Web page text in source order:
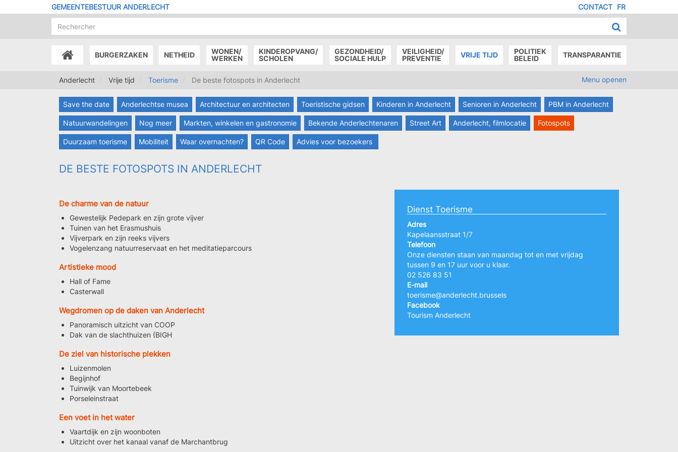
en
GEMEENTEBESTUUR ANDERLECHT FR
MENU
DE
PAGE
CONTACT
ACCUEILBURGERZAKEN NETHEID
WONEN/
WERKEN
KINDEROPVANG/
SCHOLEN
GEZONDHEID/
SOCIALE HULP
VEILIGHEID/
PREVENTIE
VRIJE TIJD
POLITIEK
BELEID
TRANSPARANTIE
Anderlecht Vrije tijd Toerisme De beste fotospots in Anderlecht Menu openen
Save the date Anderlechtse musea Architectuur en architecten Toeristische gidsen Kinderen in Anderlecht Senioren in Anderlecht PBM in Anderlecht
Natuurwandelingen Nog meer Markten, winkelen en gastronomie Bekende Anderlechtenaren Street Art Anderlecht, filmlocatie Fotospots
Duurzaam toerisme Mobiliteit Waar overnachten? QR Code Advies voor bezoekers
DE BESTE FOTOSPOTS IN ANDERLECHT
Dienst Toerisme
Adres
Kapelaansstraat 1/7
Telefoon
Onze diensten staan van maandag tot en met vrijdag
tussen 9 en 17 uur voor u klaar.
02 526 83 51
E-mail
toerisme@anderlecht.brussels
Facebook
Tourism Anderlecht
De charme van de natuur
Gewestelijk Pedepark en zijn grote vijver
Tuinen van het Erasmushuis
Vijverpark en zijn reeks vijvers
Vogelenzang natuurreservaat en het meditatieparcours
Artistieke mood
Hall of Fame
Casterwall
Wegdromen op de daken van Anderlecht
Panoramisch uitzicht van COOP
Dak van de slachthuizen (BIGH
De ziel van historische plekken
Luizenmolen
Begijnhof
Tuinwijk van Moortebeek
Porseleinstraat
Een voet in het water
Vaartdijk en zijn woonboten
Uitzicht over het kanaal vanaf de Marchantbrug